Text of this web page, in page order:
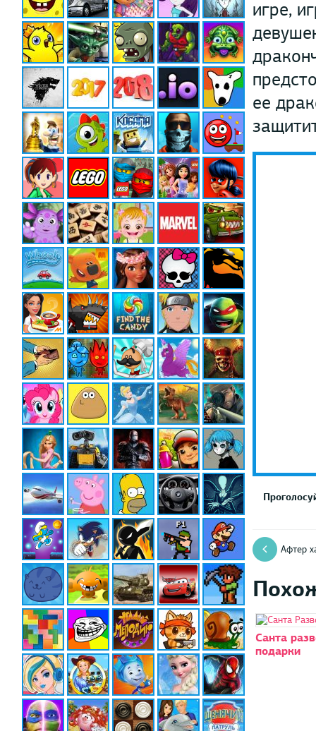
игре,
ее
Афтер
Санта
подарки